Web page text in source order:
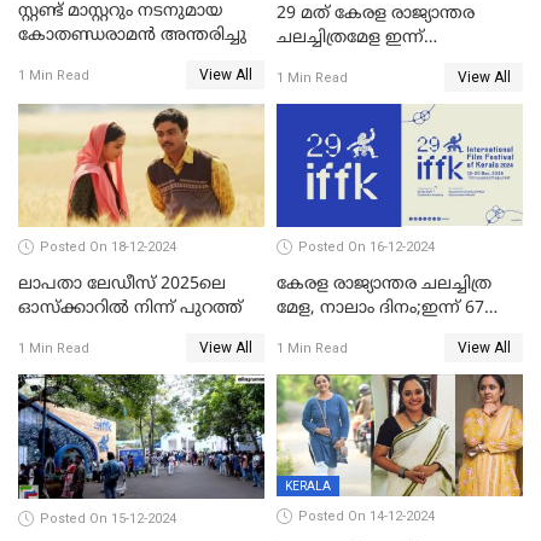
സ്റ്റണ്ട് മാസ്റ്ററും നടനുമായ
കോതണ്ഡരാമൻ അന്തരിച്ചു
1 Min Read View All
29 മത് കേരള രാജ്യാന്തര
ചലച്ചിത്രമേള ഇന്ന്
1 Min Read View All
Posted On 18-12-2024
ലാപതാ ലേഡീസ് 2025ലെ
ഓസ്‌ക്കാറില്‍ നിന്ന് പുറത്ത്
1 Min Read View All
Posted On 16-12-2024
കേരള രാജ്യാന്തര ചലച്ചിത്ര
മേള, നാലാം ദിനം;ഇന്ന് 67
1 Min Read View All
Posted On 15-12-2024
KERALA
Posted On 14-12-2024